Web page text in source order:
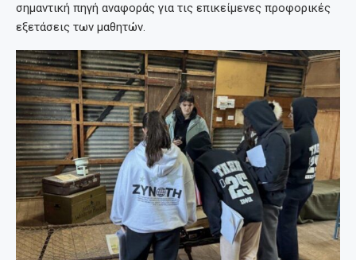
σημαντική πηγή αναφοράς για τις επικείμενες προφορικές
εξετάσεις των μαθητών.